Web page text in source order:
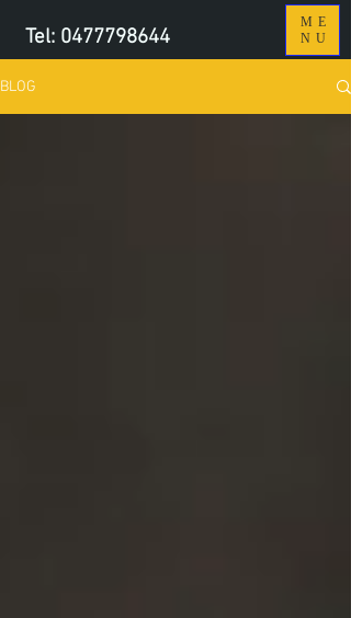
Tel: 0477798644
ME
NU
BLOG